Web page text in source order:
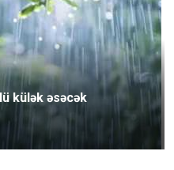
külək əsəcək